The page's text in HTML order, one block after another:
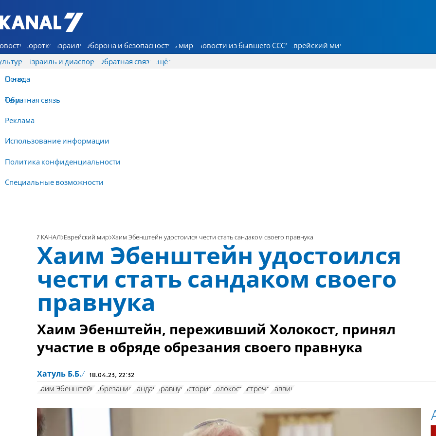
7 КАНАЛ - Аруц Шева
Коротко Израиль Оборона и безопасность В мире Новости из бывшего СССР Еврейский мир
Израиль и диаспора Обратная связь
О нас
Обратная связь
Реклама
Использование информации
Политика конфиденциальности
Специальные возможности
Ещё
Погода
Теги
7 КАНАЛ Еврейский мир Хаим Эбенштейн удостоился чести стать сандаком своего правнука
Хаим Эбенштейн удостоился
чести стать сандаком своего
правнука
Хаим Эбенштейн, переживший Холокост, принял
участие в обряде обрезания своего правнука
Хатуль Б.Б. 18.04.23, 22:32
Хаим Эбенштейн обрезание Сандак правнук история холокост встреча Раввин